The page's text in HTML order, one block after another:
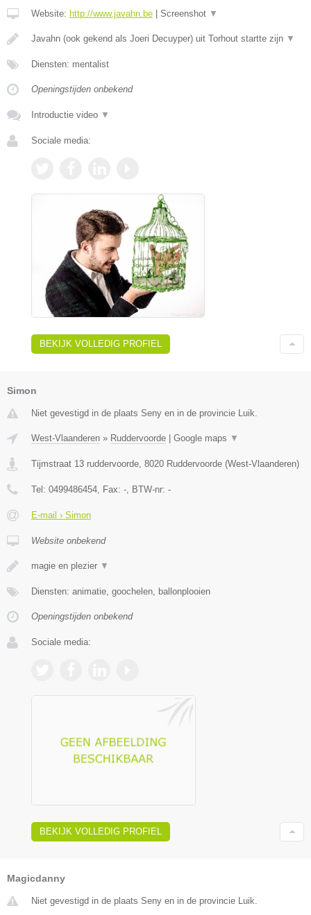
Website: http://www.javahn.be | Screenshot ▼
Javahn (ook gekend als Joeri Decuyper) uit Torhout startte zijn ▼
Diensten: mentalist
Openingstijden onbekend
Introductie video ▼
Sociale media:
BEKIJK VOLLEDIG PROFIEL
Simon
Niet gevestigd in de plaats Seny en in de provincie Luik.
West-Vlaanderen » Ruddervoorde Google maps ▼
Tijmstraat 13 ruddervoorde, 8020 Ruddervoorde (West-Vlaanderen)
Tel: 0499486454, Fax: -, BTW-nr: -
E-mail › Simon
Website onbekend
magie en plezier ▼
Diensten: animatie, goochelen, ballonplooien
Openingstijden onbekend
Sociale media:
BEKIJK VOLLEDIG PROFIEL
Magicdanny
Niet gevestigd in de plaats Seny en in de provincie Luik.